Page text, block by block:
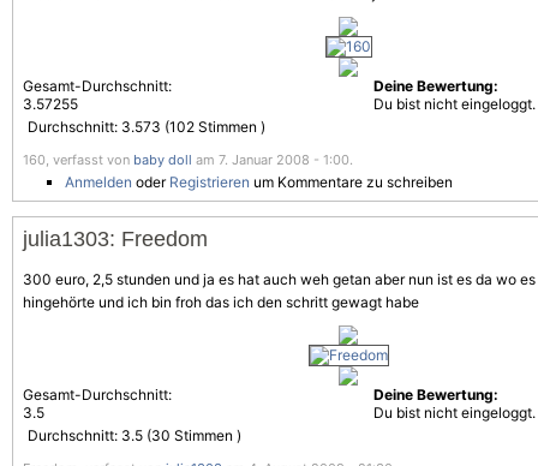
Gesamt-Durchschnitt:
3.57255
Durchschnitt: 3.573 (102 Stimmen )
Deine Bewertung:
Du bist nicht eingeloggt.
160, verfasst von baby doll am 7. Januar 2008 - 1:00.
Anmelden oder Registrieren um Kommentare zu schreiben
julia1303: Freedom
300 euro, 2,5 stunden und ja es hat auch weh getan aber nun ist es da wo
hingehörte und ich bin froh das ich den schritt gewagt habe
Gesamt-Durchschnitt:
3.5
Durchschnitt: 3.5 (30 Stimmen )
Deine Bewertung:
Du bist nicht eingeloggt.